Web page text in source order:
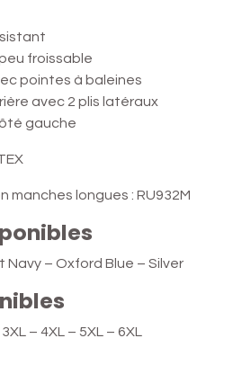
froissable
pointes à baleines
avec 2 plis latéraux
gauche
manches longues : RU932M
Navy – Oxford Blue – Silver
– 4XL – 5XL – 6XL